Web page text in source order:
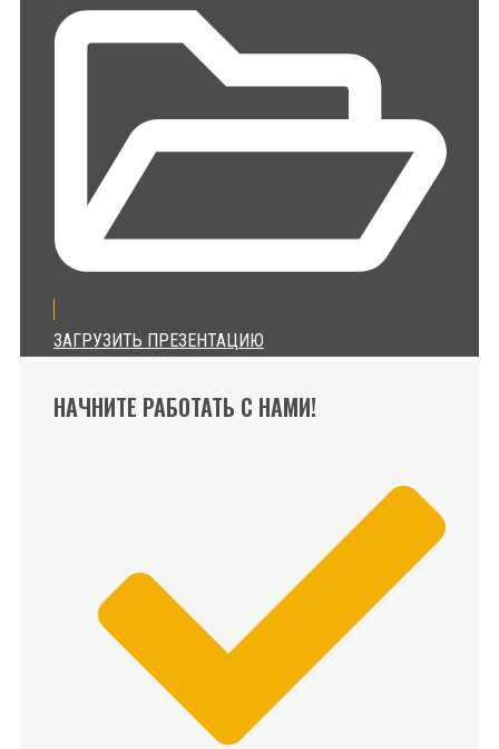
ЗАГРУЗИТЬ ПРЕЗЕНТАЦИЮ
НАЧНИТЕ РАБОТАТЬ С НАМИ!